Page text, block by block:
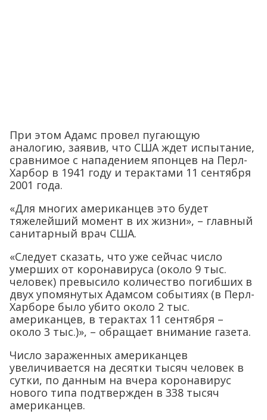
При этом Адамс провел пугающую
аналогию, заявив, что США ждет испытание,
сравнимое с нападением японцев на Перл-
Харбор в 1941 году и терактами 11 сентября
2001 года.
«Для многих американцев это будет
тяжелейший момент в их жизни», – главный
санитарный врач США.
«Следует сказать, что уже сейчас число
умерших от коронавируса (около 9 тыс.
человек) превысило количество погибших в
двух упомянутых Адамсом событиях (в Перл-
Харборе было убито около 2 тыс.
американцев, в терактах 11 сентября –
около 3 тыс.)», – обращает внимание газета.
Число зараженных американцев
увеличивается на десятки тысяч человек в
сутки, по данным на вчера коронавирус
нового типа подтвержден в 338 тысяч
американцев.